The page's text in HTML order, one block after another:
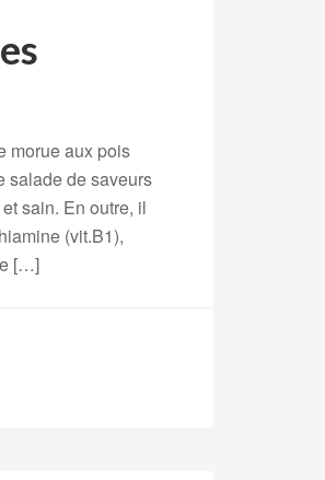
morue aux pois
salade de saveurs
sain. En outre, il
(vit.B1),
[…]